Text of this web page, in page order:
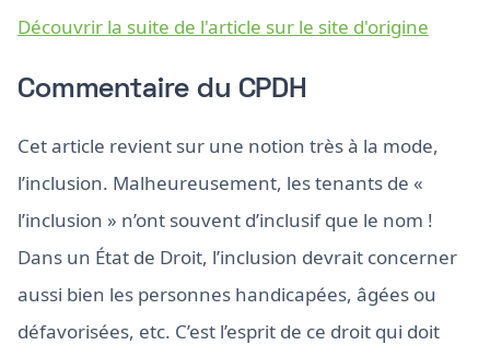
Découvrir la suite de l'article sur le site d'origine
Commentaire du CPDH
Cet article revient sur une notion très à la mode,
l’inclusion. Malheureusement, les tenants de «
l’inclusion » n’ont souvent d’inclusif que le nom !
Dans un État de Droit, l’inclusion devrait concerner
aussi bien les personnes handicapées, âgées ou
défavorisées, etc. C’est l’esprit de ce droit qui doit